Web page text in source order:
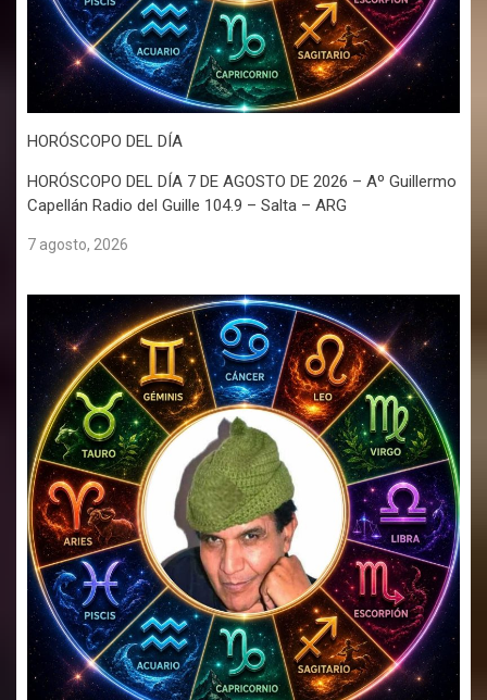
HORÓSCOPO DEL DÍA
HORÓSCOPO DEL DÍA 7 DE AGOSTO DE 2026 – Aº Guillermo
Capellán Radio del Guille 104.9 – Salta – ARG
7 agosto, 2026